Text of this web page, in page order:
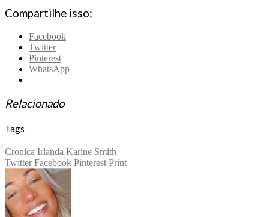
Compartilhe isso:
Facebook
Twitter
Pinterest
WhatsApp
Relacionado
Tags
Cronica Irlanda Karine Smith
Twitter Facebook Pinterest Print